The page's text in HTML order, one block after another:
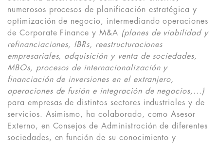
numerosos procesos de planificación estratégica y
optimización de negocio, intermediando operaciones
de Corporate Finance y M&A (planes de viabilidad y
refinanciaciones, IBRs, reestructuraciones
empresariales, adquisición y venta de sociedades,
MBOs, procesos de internacionalización y
financiación de inversiones en el extranjero,
operaciones de fusión e integración de negocios,...)
para empresas de distintos sectores industriales y de
servicios. Asimismo, ha colaborado, como Asesor
Externo, en Consejos de Administración de diferentes
sociedades, en función de su conocimiento y